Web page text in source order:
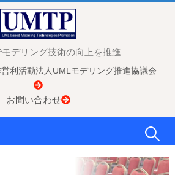
モデリング技術の向上を推進
利活動法人UMLモデリング推進協議会
お問い合わせ
検
索: